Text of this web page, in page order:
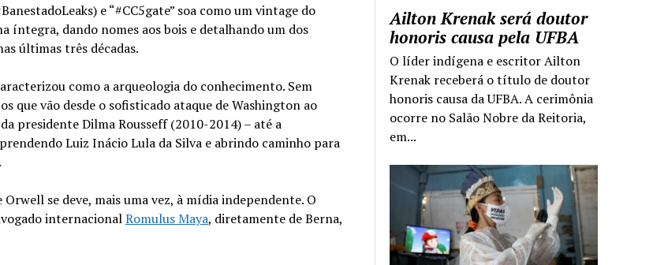
e “#CC5gate” soa como um vintage do
íntegra, dando nomes aos bois e detalhando um dos
últimas três décadas.
como a arqueologia do conhecimento. Sem
vão desde o sofisticado ataque de Washington ao
presidente Dilma Rousseff (2010-2014) – até a
Luiz Inácio Lula da Silva e abrindo caminho para
se deve, mais uma vez, à mídia independente. O
internacionalRomulus Maya, diretamente de Berna,
Ailton Krenak será doutor
honoris causa pela UFBA
O líder indígena e escritor Ailton
Krenak receberá o título de doutor
honoris causa da UFBA. A cerimônia
ocorre no Salão Nobre da Reitoria,
em...